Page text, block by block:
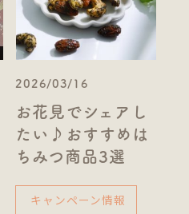
2026/03/16
お花見でシェアし
たい♪おすすめは
ちみつ商品3選
キャンペーン情報